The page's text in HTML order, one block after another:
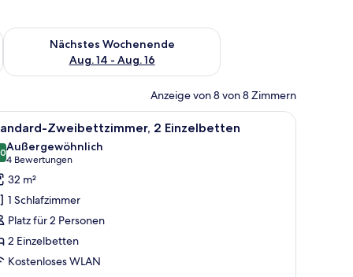
Aug. 7 - Aug. 9.
Nächstes Wochenende
Aug. 14 - Aug. 16
Überprüfe die Verfügbarkeit für nächstes Wochenende, Aug.
Anzeige von 8 von 8 Zimmern
Bettwaren, Minibar, Zimmersafe, schallisolierte Zimmer
Einzelbetten
Hochwertige Bettwaren, Minibar,
5 Zweibettzimmer, 2 Einzelbetten
von 10
Außergewöhnlich
4 Bewertungen
(4
Bewertungen)
32 m²
1 Schlafzimmer
Platz für 2 Personen
2 Einzelbetten
Kostenloses WLAN